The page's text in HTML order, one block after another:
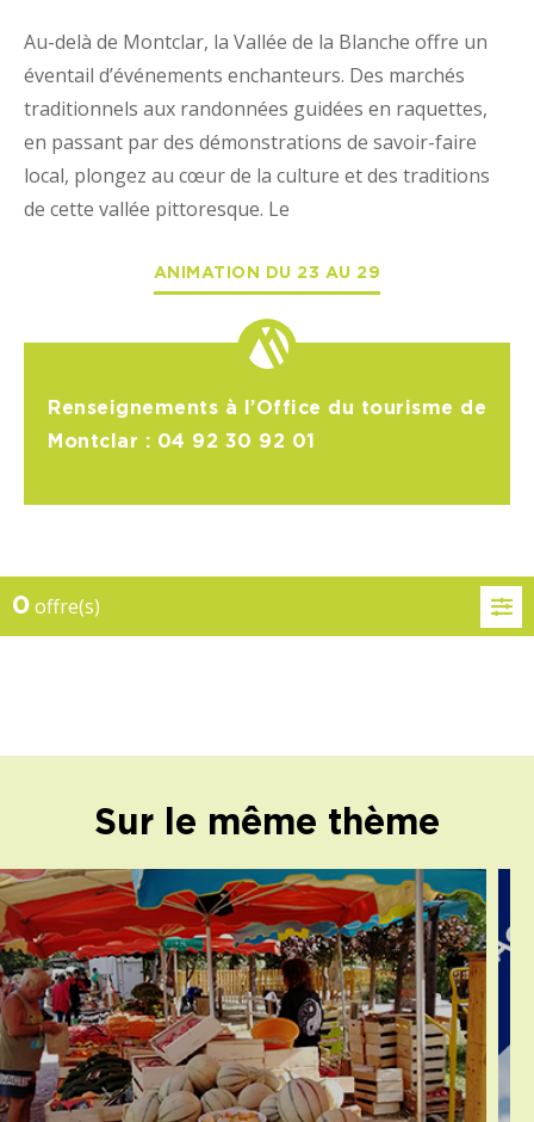
Au-delà de Montclar, la Vallée de la Blanche offre un
éventail d’événements enchanteurs. Des marchés
traditionnels aux randonnées guidées en raquettes,
en passant par des démonstrations de savoir-faire
local, plongez au cœur de la culture et des traditions
de cette vallée pittoresque. Le
ANIMATION DU 23 AU 29
Renseignements à l’Office du tourisme de
Montclar : 04 92 30 92 01
0offre(s)
Sur le même thème